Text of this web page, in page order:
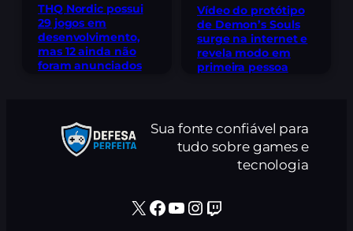
THQ Nordic possui
29 jogos em
desenvolvimento,
mas 12 ainda não
foram anunciados
Vídeo do protótipo
de Demon’s Souls
surge na internet e
revela modo em
primeira pessoa
Sua fonte confiável para
tudo sobre games e
tecnologia
X Facebook Youtube Instagram Twitch